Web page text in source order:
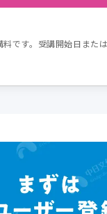
料です。受講開始日また